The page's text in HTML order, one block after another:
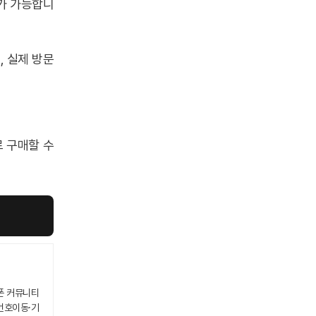
가능합니
실제 방문
구매할 수
커뮤니티
이동·기